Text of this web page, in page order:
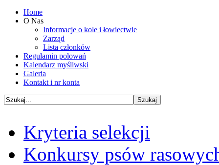
Home
O Nas
Informacje o kole i łowiectwie
Zarząd
Lista członków
Regulamin polowań
Kalendarz myśliwski
Galeria
Kontakt i nr konta
Kryteria selekcji
Konkursy psów